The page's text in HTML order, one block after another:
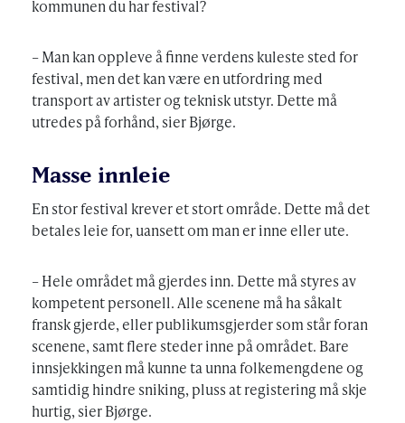
kommunen du har festival?
– Man kan oppleve å finne verdens kuleste sted for
festival, men det kan være en utfordring med
transport av artister og teknisk utstyr. Dette må
utredes på forhånd, sier Bjørge.
Masse innleie
En stor festival krever et stort område. Dette må det
betales leie for, uansett om man er inne eller ute.
– Hele området må gjerdes inn. Dette må styres av
kompetent personell. Alle scenene må ha såkalt
fransk gjerde, eller publikumsgjerder som står foran
scenene, samt flere steder inne på området. Bare
innsjekkingen må kunne ta unna folkemengdene og
samtidig hindre sniking, pluss at registering må skje
hurtig, sier Bjørge.